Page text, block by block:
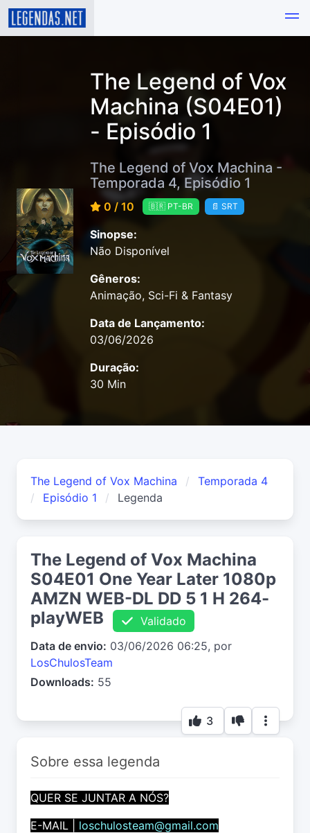
The Legend of Vox
Machina (S04E01)
- Episódio 1
The Legend of Vox Machina -
Temporada 4, Episódio 1
0 / 10 🇧🇷 PT-BR 📄 SRT
Sinopse:
Não Disponível
Gêneros:
Animação, Sci-Fi & Fantasy
Data de Lançamento:
03/06/2026
Duração:
30 Min
The Legend of Vox Machina
Temporada 4
Episódio 1
Legenda
The Legend of Vox Machina
S04E01 One Year Later 1080p
AMZN WEB-DL DD 5 1 H 264-
playWEB
Validado
Data de envio: 03/06/2026 06:25, por
LosChulosTeam
Downloads: 55
3
Sobre essa legenda
QUER SE JUNTAR A NÓS?
E-MAIL |
loschulosteam@gmail.com